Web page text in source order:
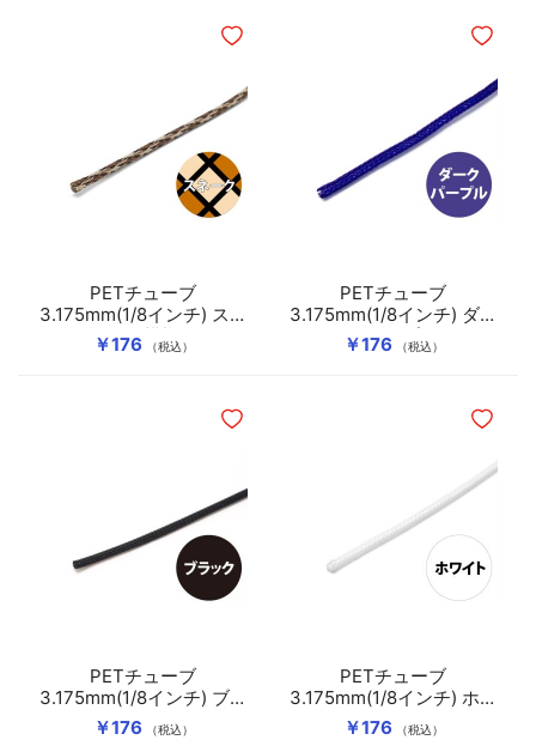
￥176 （税込）
PETチューブ
3.175mm(1/8インチ) スネ
ーク模様
ほしいものリストに追加
￥176 （税込）
PETチューブ
3.175mm(1/8インチ) ダー
クパープル
ほしい
￥176 （税込）
PETチューブ
3.175mm(1/8インチ) ブラ
ック
ほしいものリストに追加
￥176 （税込）
PETチューブ
3.175mm(1/8インチ) ホワ
イト
ほしい